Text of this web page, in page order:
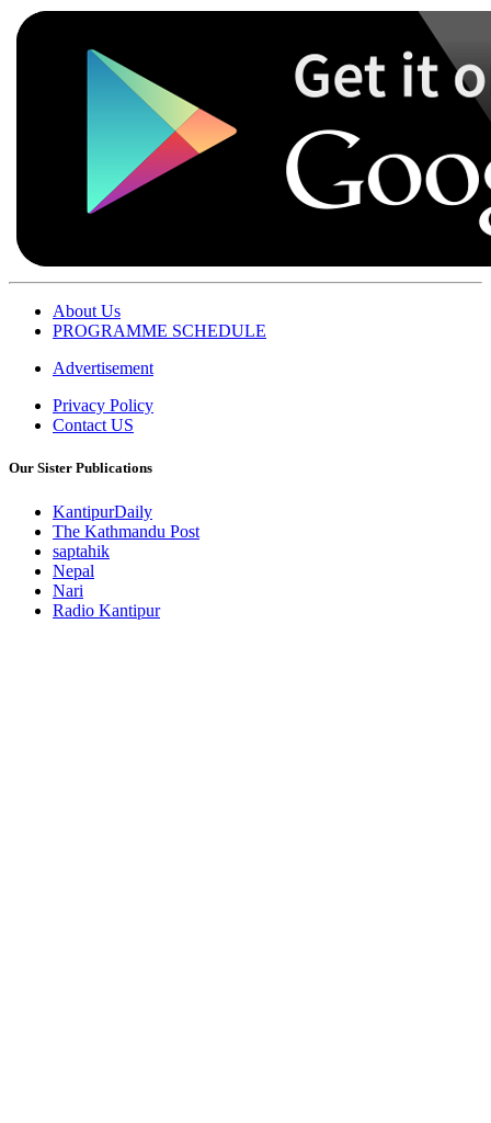
About Us
PROGRAMME SCHEDULE
Advertisement
Privacy Policy
Contact US
Our Sister Publications
KantipurDaily
The Kathmandu Post
saptahik
Nepal
Nari
Radio Kantipur